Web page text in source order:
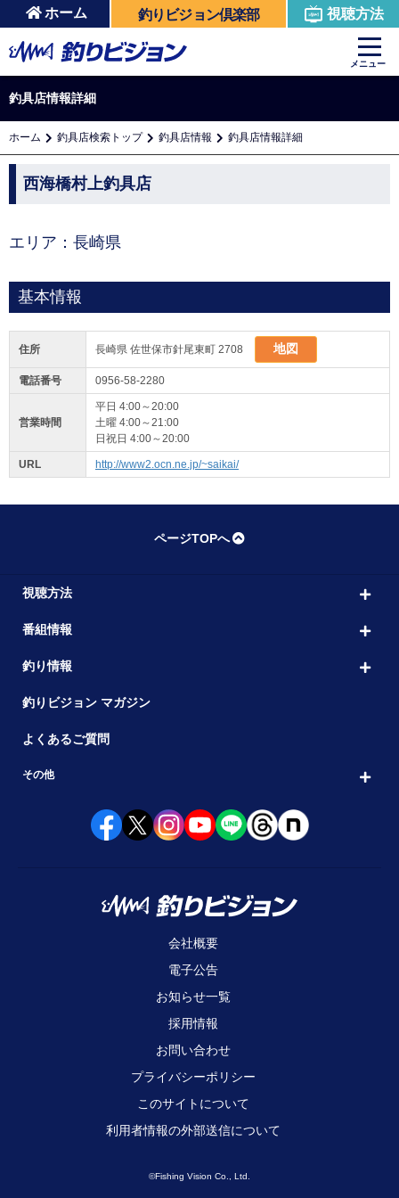
ホーム 釣りビジョン倶楽部 視聴方法
メニュー
釣具店情報詳細
ホーム 釣具店検索トップ 釣具店情報 釣具店情報詳細
西海橋村上釣具店
エリア：長崎県
基本情報
住所 長崎県 佐世保市針尾東町 2708 地図
電話番号 0956-58-2280
営業時間
平日 4:00～20:00
土曜 4:00～21:00
日祝日 4:00～20:00
URL http://www2.ocn.ne.jp/~saikai/
ページTOPへ
視聴方法
番組情報
釣り情報
釣りビジョン マガジン
よくあるご質問
その他
会社概要
電子公告
お知らせ一覧
採用情報
お問い合わせ
プライバシーポリシー
このサイトについて
利用者情報の外部送信について
©Fishing Vision Co., Ltd.